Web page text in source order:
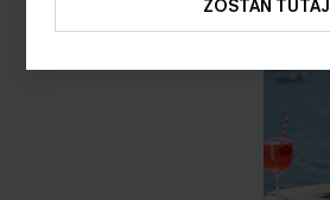
ZOSTAŃ TUTAJ